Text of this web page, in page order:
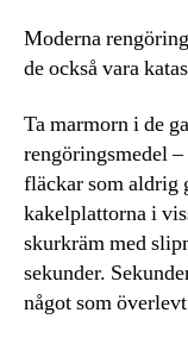
Moderna
de också vara
Ta marmorn i de
rengöringsmedel
fläckar som aldrig
kakelplattorna i
skurkräm med
sekunder.
något som